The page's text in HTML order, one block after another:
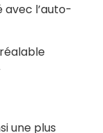
avec l’auto-
une plus